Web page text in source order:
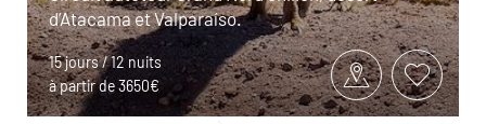
d’Atacama et Valparaíso.
15 jours / 12 nuits
à partir de 3650€